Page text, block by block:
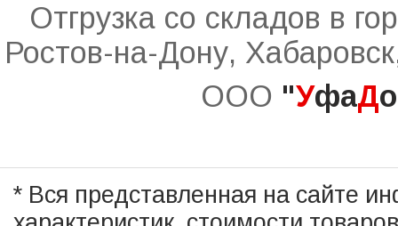
Отгрузка со складов в
Ростов-на-Дону,
ООО "УфаД
* Вся представленная на сайте